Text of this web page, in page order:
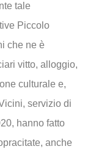
tale
Piccolo
che ne è
vitto, alloggio,
culturale e,
servizio di
hanno fatto
anche